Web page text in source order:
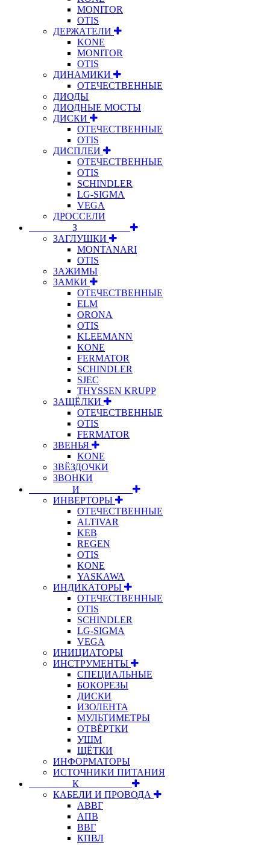
MONITOR
OTIS
ДЕРЖАТЕЛИ
KONE
MONITOR
OTIS
ДИНАМИКИ
ОТЕЧЕСТВЕННЫЕ
ДИОДЫ
ДИОДНЫЕ МОСТЫ
ДИСКИ
ОТЕЧЕСТВЕННЫЕ
OTIS
ДИСПЛЕИ
ОТЕЧЕСТВЕННЫЕ
OTIS
SCHINDLER
LG-SIGMA
VEGA
ДРОССЕЛИ
⠀⠀⠀⠀⠀⠀З⠀⠀⠀⠀⠀⠀⠀
ЗАГЛУШКИ
MONTANARI
OTIS
ЗАЖИМЫ
ЗАМКИ
ОТЕЧЕСТВЕННЫЕ
ELM
ORONA
OTIS
KLEEMANN
KONE
FERMATOR
SCHINDLER
SJEC
THYSSEN KRUPP
ЗАЩЁЛКИ
ОТЕЧЕСТВЕННЫЕ
OTIS
FERMATOR
ЗВЕНЬЯ
KONE
ЗВЁЗДОЧКИ
ЗВОНКИ
⠀⠀⠀⠀⠀⠀И⠀⠀⠀⠀⠀⠀⠀
ИНВЕРТОРЫ
ОТЕЧЕСТВЕННЫЕ
ALTIVAR
KEB
REGEN
OTIS
KONE
YASKAWA
ИНДИКАТОРЫ
ОТЕЧЕСТВЕННЫЕ
OTIS
SCHINDLER
LG-SIGMA
VEGA
ИНИЦИАТОРЫ
ИНСТРУМЕНТЫ
СПЕЦИАЛЬНЫЕ
БОКОРЕЗЫ
ДИСКИ
ИЗОЛЕНТА
МУЛЬТИМЕТРЫ
ОТВЁРТКИ
УШМ
ЩЁТКИ
ИНФОРМАТОРЫ
ИСТОЧНИКИ ПИТАНИЯ
⠀⠀⠀⠀⠀⠀К⠀⠀⠀⠀⠀⠀⠀
КАБЕЛИ И ПРОВОДА
АВВГ
АПВ
ВВГ
КПВЛ